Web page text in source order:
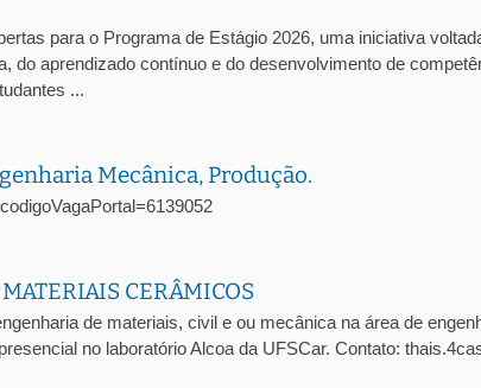
para o Programa de Estágio 2026, uma iniciativa
do aprendizado contínuo e do desenvolvimento de
...
Mecânica, Produção.
CERÂMICOS
de materiais, civil e ou mecânica na área de
no laboratório Alcoa da UFSCar. Contato: